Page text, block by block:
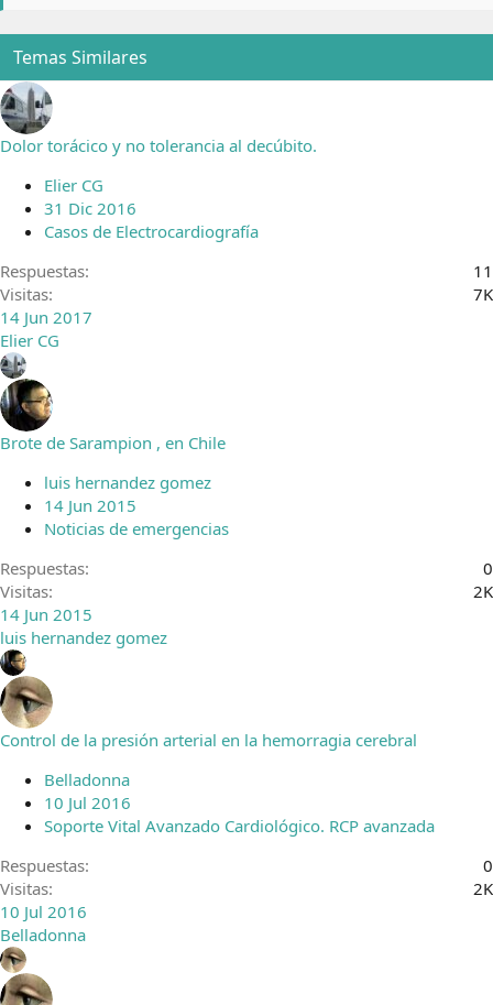
Temas Similares
Dolor torácico y no tolerancia al decúbito.
Elier CG
31 Dic 2016
Casos de Electrocardiografía
Respuestas
11
Visitas
7K
14 Jun 2017
Elier CG
Brote de Sarampion , en Chile
luis hernandez gomez
14 Jun 2015
Noticias de emergencias
Respuestas
0
Visitas
2K
14 Jun 2015
luis hernandez gomez
Control de la presión arterial en la hemorragia cerebral
Belladonna
10 Jul 2016
Soporte Vital Avanzado Cardiológico. RCP avanzada
Respuestas
0
Visitas
2K
10 Jul 2016
Belladonna